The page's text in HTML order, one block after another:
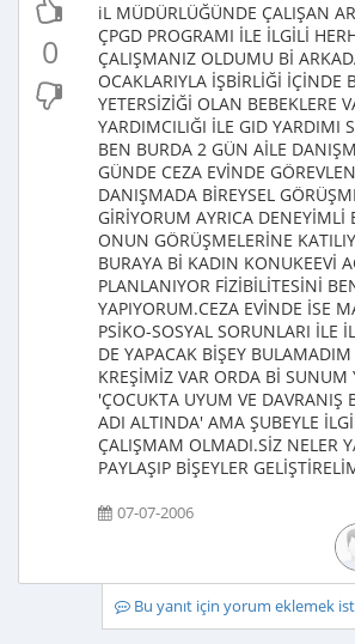
0
iL MÜDÜRLÜĞÜNDE ÇALIŞAN
ÇPGD PROGRAMI İLE İLGİLİ
ÇALIŞMANIZ OLDUMU Bİ
OCAKLARIYLA İŞBİRLİĞİ İÇİNDE
YETERSİZİĞİ OLAN BEBEKLERE
YARDIMCILIĞI İLE GID YARDIMI
BEN BURDA 2 GÜN AİLE
GÜNDE CEZA EVİNDE
DANIŞMADA BİREYSEL
GİRİYORUM AYRICA DENEYİMLİ
ONUN GÖRÜŞMELERİNE
BURAYA Bİ KADIN KONUKEEVİ
PLANLANIYOR FİZİBİLİTESİNİ
YAPIYORUM.CEZA EVİNDE İSE
PSİKO-SOSYAL SORUNLARI İLE
DE YAPACAK BİŞEY
KREŞİMİZ VAR ORDA Bİ SUNUM
'ÇOCUKTA UYUM VE DAVRANIŞ
ADI ALTINDA' AMA ŞUBEYLE
ÇALIŞMAM OLMADI.SİZ NELER
PAYLAŞIP BİŞEYLER
07-07-2006
Bu yanıt için yorum eklemek